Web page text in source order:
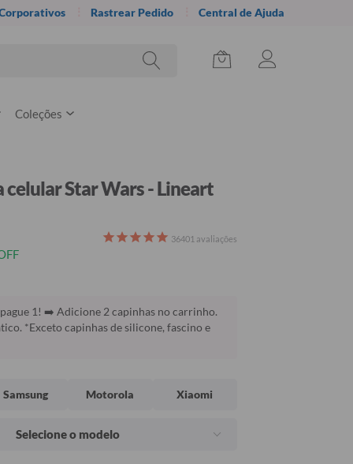
Rastrear Pedido Central de Ajuda
Coleções
celular Star Wars - Lineart
36401 avaliações
pague 1! ➡️ Adicione 2 capinhas no carrinho.
*Exceto capinhas de silicone, fascino e
Samsung Motorola Xiaomi
Selecione o modelo